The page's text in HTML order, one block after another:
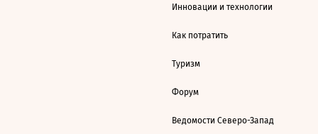
Инновации и технологии
Как потратить
Туризм
Форум
Ведомости Северо-Запад